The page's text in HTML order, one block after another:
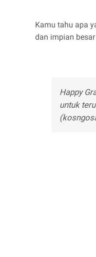
Kamu tahu apa
dan impian
Happy
untuk